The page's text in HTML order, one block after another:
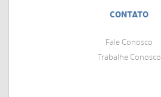
CONTATO
Fale Conosco
Trabalhe Conosco